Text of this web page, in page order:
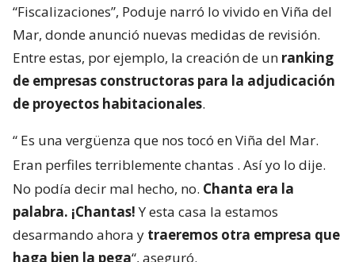
“Fiscalizaciones”, Poduje narró lo vivido en Viña del
Mar, donde anunció nuevas medidas de revisión.
Entre estas, por ejemplo, la creación de un ranking
de empresas constructoras para la adjudicación
de proyectos habitacionales.
“ Es una vergüenza que nos tocó en Viña del Mar.
Eran perfiles terriblemente chantas . Así yo lo dije.
No podía decir mal hecho, no. Chanta era la
palabra. ¡Chantas!Y esta casa la estamos
desarmando ahora y traeremos otra empresa que
haga bien la pega“, aseguró.